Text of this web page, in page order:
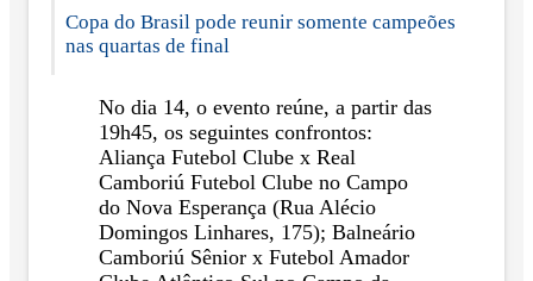
Copa do Brasil pode reunir somente campeões
nas quartas de final
No dia 14, o evento reúne, a partir das
19h45, os seguintes confrontos:
Aliança Futebol Clube x Real
Camboriú Futebol Clube no Campo
do Nova Esperança (Rua Alécio
Domingos Linhares, 175); Balneário
Camboriú Sênior x Futebol Amador